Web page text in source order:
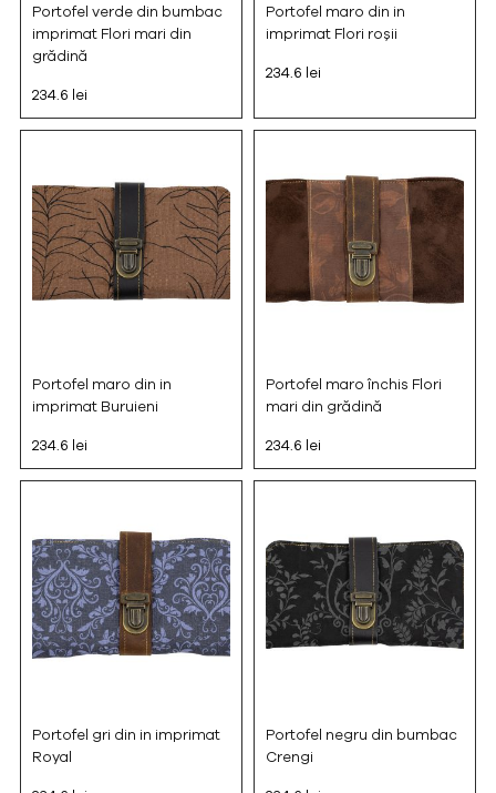
Portofel verde din bumbac
imprimat Flori mari din
grădină
234.6 lei
Portofel maro din in
imprimat Flori roșii
234.6 lei
Portofel maro din in
imprimat Buruieni
234.6 lei
Portofel maro închis Flori
mari din grădină
234.6 lei
Portofel gri din in imprimat
Royal
Portofel negru din bumbac
Crengi